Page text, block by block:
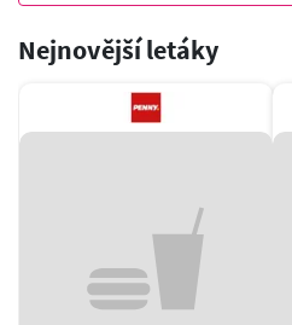
Nejnovější letáky